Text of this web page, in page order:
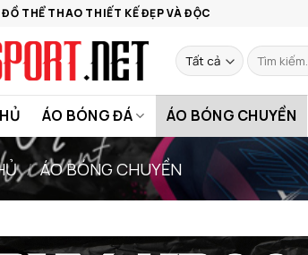
THỂ THAO THIẾT KẾ ĐẸP VÀ ĐỘC
Tìm
kiếm:
ÁO BÓNG ĐÁ ÁO BÓNG CHUYỀN
/ ÁO BÓNG CHUYỀN